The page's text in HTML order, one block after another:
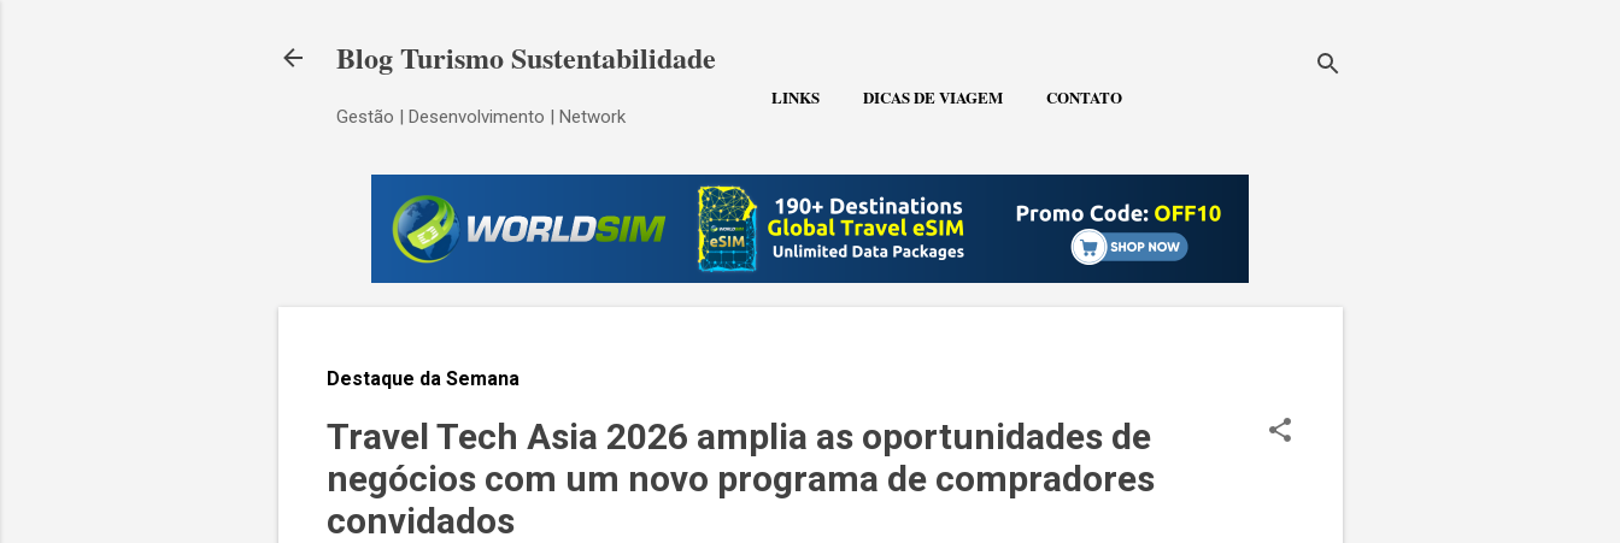
Blog Turismo Sustentabilidade
Gestão | Desenvolvimento | Network
LINKS DICAS DE VIAGEM CONTATO
Destaque da Semana
Travel Tech Asia 2026 amplia as oportunidades de
negócios com um novo programa de compradores
convidados